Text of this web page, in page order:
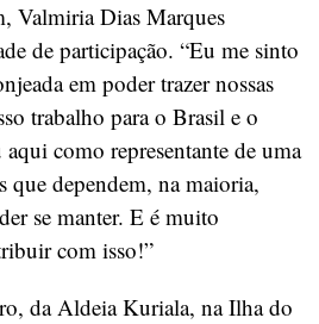
Valmiria Dias Marques
de participação. “Eu me sinto
em poder trazer nossas
trabalho para o Brasil e o
como representante de uma
que dependem, na maioria,
se manter. E é muito
com isso!”
da Aldeia Kuriala, na Ilha do